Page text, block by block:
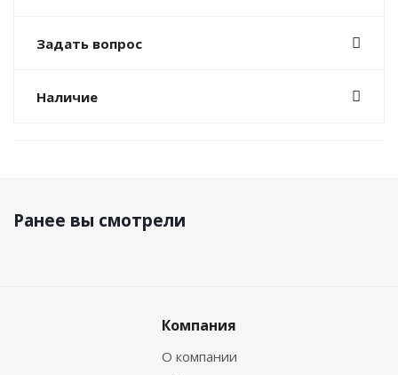
Задать вопрос
Наличие
Ранее вы смотрели
Компания
О компании